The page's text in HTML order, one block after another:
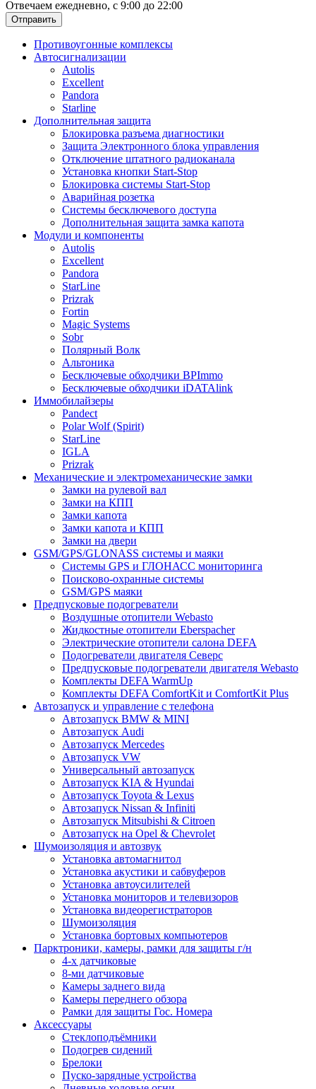
Отвечаем ежедневно, с 9:00 до 22:00
Отправить
Противоугонные комплексы
Автосигнализации
Autolis
Excellent
Pandora
Starline
Дополнительная защита
Блокировка разъема диагностики
Защита Электронного блока управления
Отключение штатного радиоканала
Установка кнопки Start-Stop
Блокировка системы Start-Stop
Аварийная розетка
Системы бесключевого доступа
Дополнительная защита замка капота
Модули и компоненты
Autolis
Excellent
Pandora
StarLine
Prizrak
Fortin
Magic Systems
Sobr
Полярный Волк
Альтоника
Бесключевые обходчики BPImmo
Бесключевые обходчики iDATAlink
Иммобилайзеры
Pandect
Polar Wolf (Spirit)
StarLine
IGLA
Prizrak
Механические и электромеханические замки
Замки на рулевой вал
Замки на КПП
Замки капота
Замки капота и КПП
Замки на двери
GSM/GPS/GLONASS системы и маяки
Системы GPS и ГЛОНАСС мониторинга
Поисково-охранные системы
GSM/GPS маяки
Предпусковые подогреватели
Воздушные отопители Webasto
Жидкостные отопители Eberspacher
Электрические отопители салона DEFA
Подогреватели двигателя Северс
Предпусковые подогреватели двигателя Webasto
Комплекты DEFA WarmUp
Комплекты DEFA ComfortKit и ComfortKit Plus
Автозапуск и управление с телефона
Автозапуск BMW & MINI
Автозапуск Audi
Автозапуск Mercedes
Автозапуск VW
Универсальный автозапуск
Автозапуск KIA & Hyundai
Автозапуск Toyota & Lexus
Автозапуск Nissan & Infiniti
Автозапуск Mitsubishi & Citroen
Автозапуск на Opel & Chevrolet
Шумоизоляция и автозвук
Установка автомагнитол
Установка акустики и сабвуферов
Установка автоусилителей
Установка мониторов и телевизоров
Установка видеорегистраторов
Шумоизоляция
Установка бортовых компьютеров
Парктроники, камеры, рамки для защиты г/н
4-х датчиковые
8-ми датчиковые
Камеры заднего вида
Камеры переднего обзора
Рамки для защиты Гос. Номера
Аксессуары
Стеклоподъёмники
Подогрев сидений
Брелоки
Пуско-зарядные устройства